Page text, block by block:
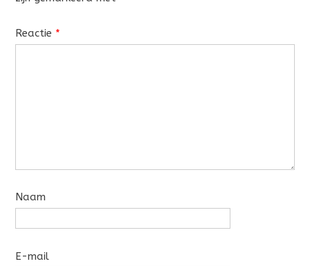
Reactie *
Naam
E-mail